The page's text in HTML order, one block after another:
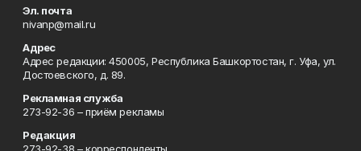
Эл. почта
nivanp@mail.ru
Адрес
Адрес редакции: 450005, Республика Башкортостан, г. Уфа, ул.
Достоевского, д. 89.
Рекламная служба
273-92-36 – приём рекламы
Редакция